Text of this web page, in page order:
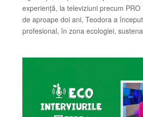
experiență, la televiziuni precum
de aproape doi ani, Teodora a
profesional, în zona ecologiei,